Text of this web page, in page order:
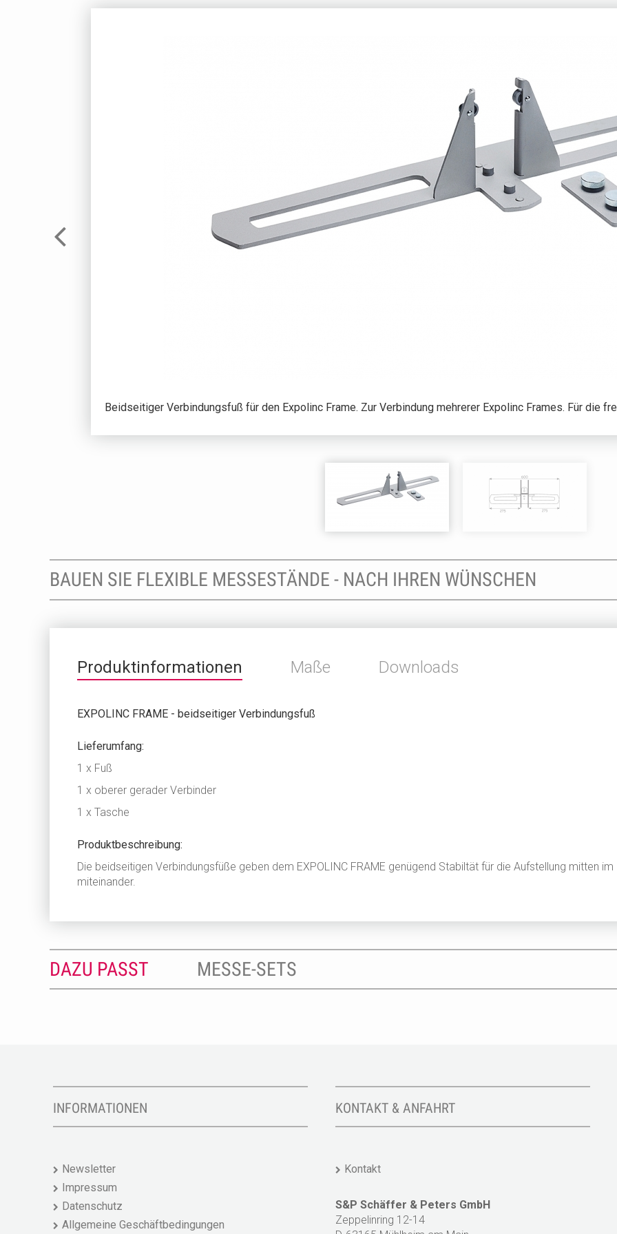
Beidseitiger Verbindungsfuß für den Expolinc Frame. Zur Verbindung mehrerer Expolinc Frames. Für die
BAUEN SIE FLEXIBLE MESSESTÄNDE - NACH IHREN WÜNSCHEN
Produktinformationen Maße Downloads
EXPOLINC FRAME - beidseitiger Verbindungsfuß
Lieferumfang:
1 x Fuß
1 x oberer gerader Verbinder
1 x Tasche
Produktbeschreibung:
Die beidseitigen Verbindungsfüße geben dem EXPOLINC FRAME genügend Stabiltät für die Aufstellung mitten
miteinander.
DAZU PASST MESSE-SETS
INFORMATIONEN
Newsletter
Impressum
Datenschutz
Allgemeine Geschäftbedingungen
KONTAKT & ANFAHRT
Kontakt
S&P Schäffer & Peters GmbH
Zeppelinring 12-14